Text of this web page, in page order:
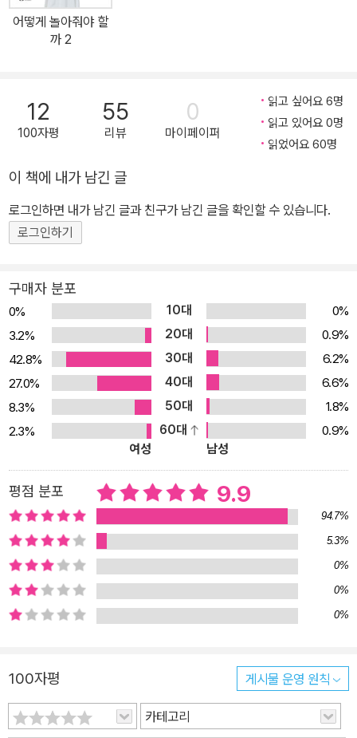
때문에 고민하는 부모들의 걱정을 말끔히 해결해 줄 것이다. 아이의
균형 잡힌 발달을 돕는 ‘놀이의 비책’이 드디어 나왔다! 『어떻게 놀아
에는 만 3~4세(36~59개월) 유아기 수준에 맞는 즐거운 놀이 100
가지가 수록되어 있다. 참고로 만 5~6세(60~83개월) 편인 『어떻게
놀아줘야 할까 2』는 2024년 상반기에 출간될 예정이다. 이 책에서
2~47개월), 만 4세(48~53개월), 만 4세(54~59개월) 네 시기로
나누었다. 또 시기마다 신체·인지·관계·언어·정서 5가지 발달 영역 놀
이를 나눠 영역별로 도움이 되는 놀이를 소개했다. 모든 영역의 놀이
사, 작업치료사, 임상심리사, 언어재활사, 인지치료사 등으로 구성된
오은라이프사이언스 연구진이 연구·개발하고 검증해 무엇보다 효과
적이고 믿을 만하다. 아이도 행복하고 부모도 행복해지는 즐거운 성
장 여정의 든든한 길잡이 이제 책에 소개된 놀이를 가지고 아이들과
함께 즐겁게 놀아 보자. 발달 연령에 맞는 놀이를 영역별로 돌아가면
서 해 보면 아이의 균형 잡힌 발달에도 좋다. 그래도 여전히 어떻게 놀
아 줘야 할지 어려울 수 있다. 처음부터 잘하는 사람이 어디 있겠는
가? 아직 아이들과 놀이를 하는 것이 서툰 부모님들을 위해 준비물과
무슨 말을 해야 할지 모르겠다면 놀이 방법에 있는 문장을 그대로 읽
어 줘도 괜찮다. 아이와 함께 놀다 보면 아이도 즐겁고, 즐거워하는 아
이를 보면서 부모도 행복해진다. 더불어 아이와 놀이를 함께 즐기는
과정에서 부모는 아이에 대해 더 잘 이해하게 되고, 아이도 부모와의
애착이 더 좋아진다. 아이는 놀이를 통해 매일매일 성장하지만, 부모
역시 양육자로서 매일매일 변화하고 성장한다. 이 책은 부모와 아이
어떻게 놀아줘야 할
까 2
12
100자평
55
리뷰
0
마이페이퍼
읽고 싶어요 6명
읽고 있어요 0명
읽었어요 60명
이 책에 내가 남긴 글
로그인하면 내가 남긴 글과 친구가 남긴 글을 확인할 수 있습니다.
로그인하기
구매자 분포
0% 10대
0%
3.2%
20대
0.9%
42.8%
30대
6.2%
27.0%
40대
6.6%
8.3%
50대
1.8%
2.3%
60대
0.9%
여성
남성
평점 분포 9.9
94.7%
5.3%
0%
0%
0%
100자평 게시물 운영 원칙
카테고리